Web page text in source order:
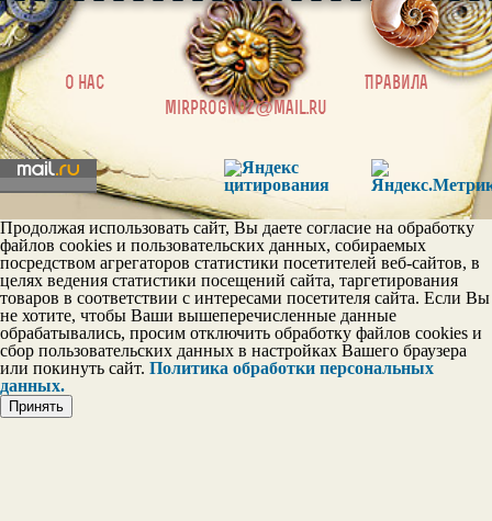
Постоянство в личных
отношениях
Шкала тактичности
О нас |
Правила
mirprognoz@mail.ru
Продолжая использовать сайт, Вы даете согласие на обработку
файлов cookies и пользовательских данных, собираемых
посредством агрегаторов статистики посетителей веб-сайтов, в
целях ведения статистики посещений сайта, таргетирования
товаров в соответствии с интересами посетителя сайта. Если Вы
не хотите, чтобы Ваши вышеперечисленные данные
обрабатывались, просим отключить обработку файлов cookies и
сбор пользовательских данных в настройках Вашего браузера
или покинуть сайт. Политика обработки персональных
данных.
Принять